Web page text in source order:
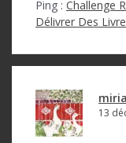
Ping : Challenge
Délivrer Des
13